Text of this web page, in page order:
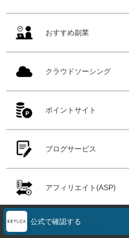
公式で確認する
おすすめ副業
クラウドソーシング
ポイントサイト
ブログサービス
アフィリエイト(ASP)
レンタルサーバー